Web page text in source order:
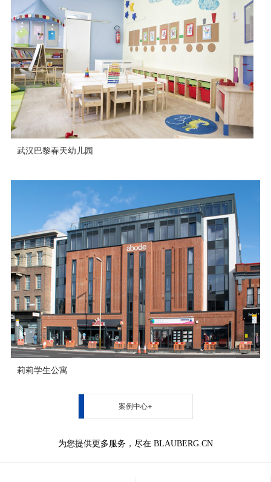
武汉巴黎春天幼儿园
莉莉学生公寓
案例中心+
为您提供更多服务，尽在 BLAUBERG.CN